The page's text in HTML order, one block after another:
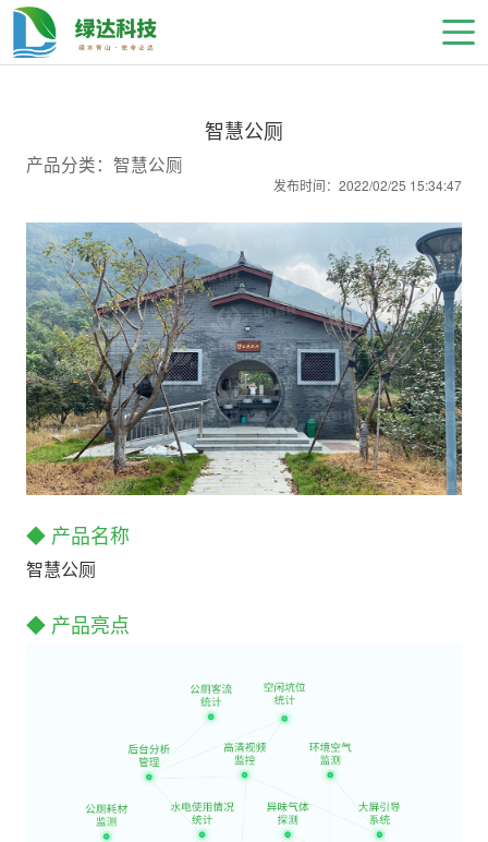
智慧公厕
产品分类：智慧公厕
发布时间：2022/02/25 15:34:47
◆ 产品名称
智慧公厕
◆ 产品亮点